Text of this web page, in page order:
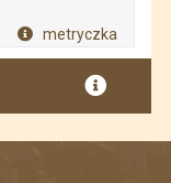
metryczka